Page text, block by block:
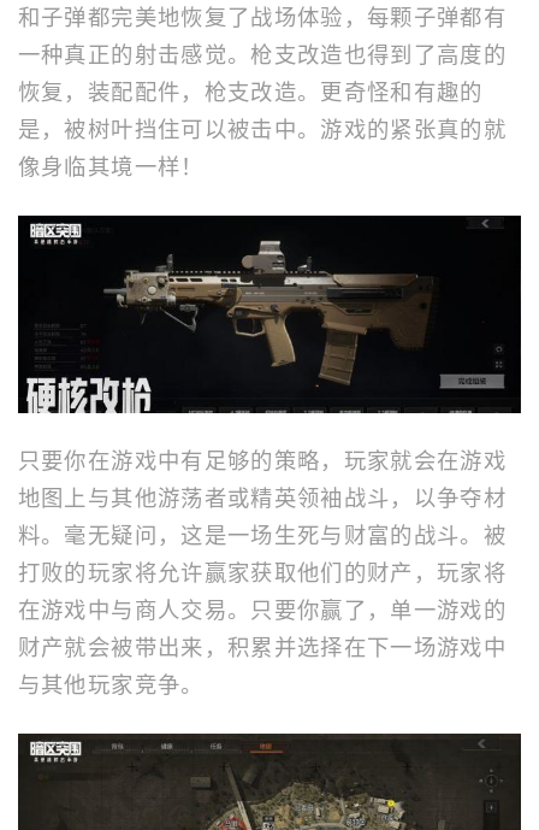
和子弹都完美地恢复了战场体验，每颗子弹都有
一种真正的射击感觉。枪支改造也得到了高度的
恢复，装配配件，枪支改造。更奇怪和有趣的
是，被树叶挡住可以被击中。游戏的紧张真的就
像身临其境一样！
只要你在游戏中有足够的策略，玩家就会在游戏
地图上与其他游荡者或精英领袖战斗，以争夺材
料。毫无疑问，这是一场生死与财富的战斗。被
打败的玩家将允许赢家获取他们的财产，玩家将
在游戏中与商人交易。只要你赢了，单一游戏的
财产就会被带出来，积累并选择在下一场游戏中
与其他玩家竞争。